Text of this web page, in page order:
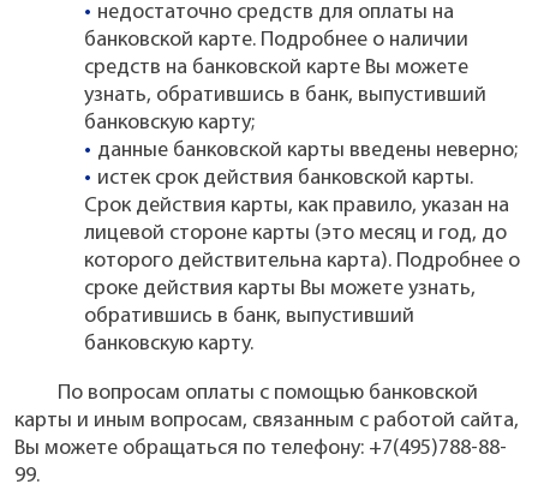
недостаточно средств для оплаты на
банковской карте. Подробнее о наличии
средств на банковской карте Вы можете
узнать, обратившись в банк, выпустивший
банковскую карту;
данные банковской карты введены неверно;
истек срок действия банковской карты.
Срок действия карты, как правило, указан на
лицевой стороне карты (это месяц и год, до
которого действительна карта). Подробнее о
сроке действия карты Вы можете узнать,
обратившись в банк, выпустивший
банковскую карту.
По вопросам оплаты с помощью банковской
карты и иным вопросам, связанным с работой сайта,
Вы можете обращаться по телефону: +7(495)788-88-
99.